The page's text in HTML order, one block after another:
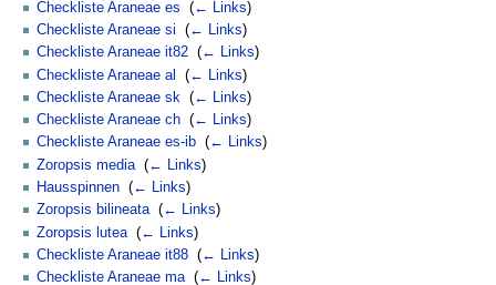
Checkliste Araneae es
(← Links)
Checkliste Araneae si
(← Links)
Checkliste Araneae it82 (← Links)
Checkliste Araneae al
(← Links)
Checkliste Araneae sk (← Links)
Checkliste Araneae ch (← Links)
Checkliste Araneae es-ib (← Links)
Zoropsis media (← Links)
Hausspinnen (← Links)
Zoropsis bilineata‎ (← Links)
Zoropsis lutea (← Links)
Checkliste Araneae it88 (← Links)
Checkliste Araneae ma‎ (← Links)